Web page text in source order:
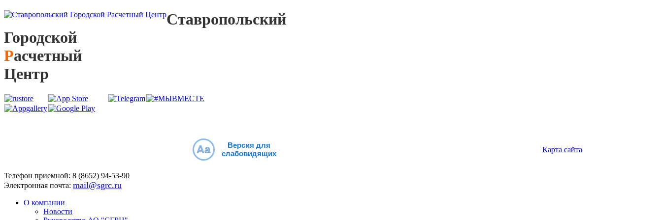
Ставропольский
Городской
Расчетный
Центр
Aa
Версия для
слабовидящих
Карта сайта
Телефон приемной: 8 (8652) 94-53-90
Электронная почта: mail@sgrc.ru
О компании
Новости